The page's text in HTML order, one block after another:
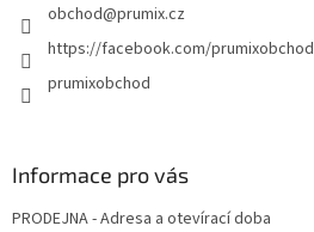
obchod@prumix.cz
https://facebook.com/prumixobchod
prumixobchod
Informace pro vás
PRODEJNA - Adresa a otevírací doba